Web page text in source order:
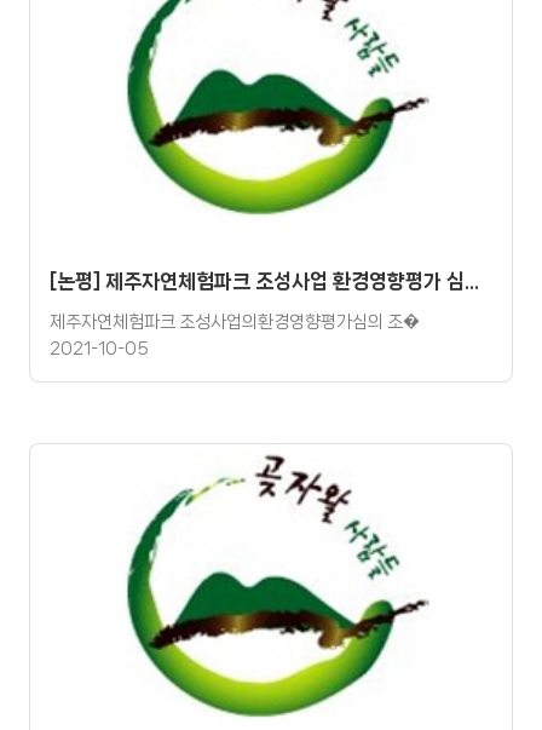
[논평] 제주자연체험파크 조성사업 환경영향평가 심의 통과 규탄 논평
제주자연체험파크 조성사업의환경영향평가심의 조�
2021-10-05